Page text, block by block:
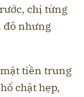
chị từng
đô nhưng
tiền trung
chật hẹp,